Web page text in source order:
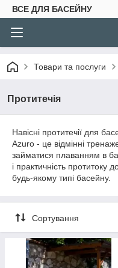
ВСЕ ДЛЯ БАСЕЙНУ
Товари та послуги
Протитечія
Навісні протитечії для
Azuro - це відмінні
займатися плаванням в
і практичність протитоку
будь-якому типі басейну.
Сортування